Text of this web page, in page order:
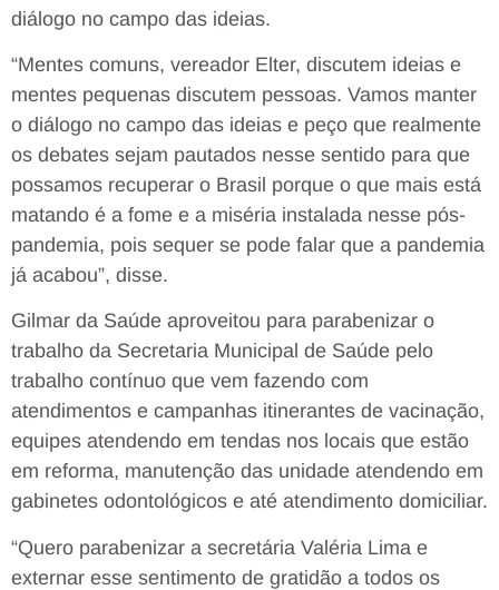
diálogo no campo das ideias.
“Mentes comuns, vereador Elter, discutem ideias e
mentes pequenas discutem pessoas. Vamos manter
o diálogo no campo das ideias e peço que realmente
os debates sejam pautados nesse sentido para que
possamos recuperar o Brasil porque o que mais está
matando é a fome e a miséria instalada nesse pós-
pandemia, pois sequer se pode falar que a pandemia
já acabou”, disse.
Gilmar da Saúde aproveitou para parabenizar o
trabalho da Secretaria Municipal de Saúde pelo
trabalho contínuo que vem fazendo com
atendimentos e campanhas itinerantes de vacinação,
equipes atendendo em tendas nos locais que estão
em reforma, manutenção das unidade atendendo em
gabinetes odontológicos e até atendimento domiciliar.
“Quero parabenizar a secretária Valéria Lima e
externar esse sentimento de gratidão a todos os